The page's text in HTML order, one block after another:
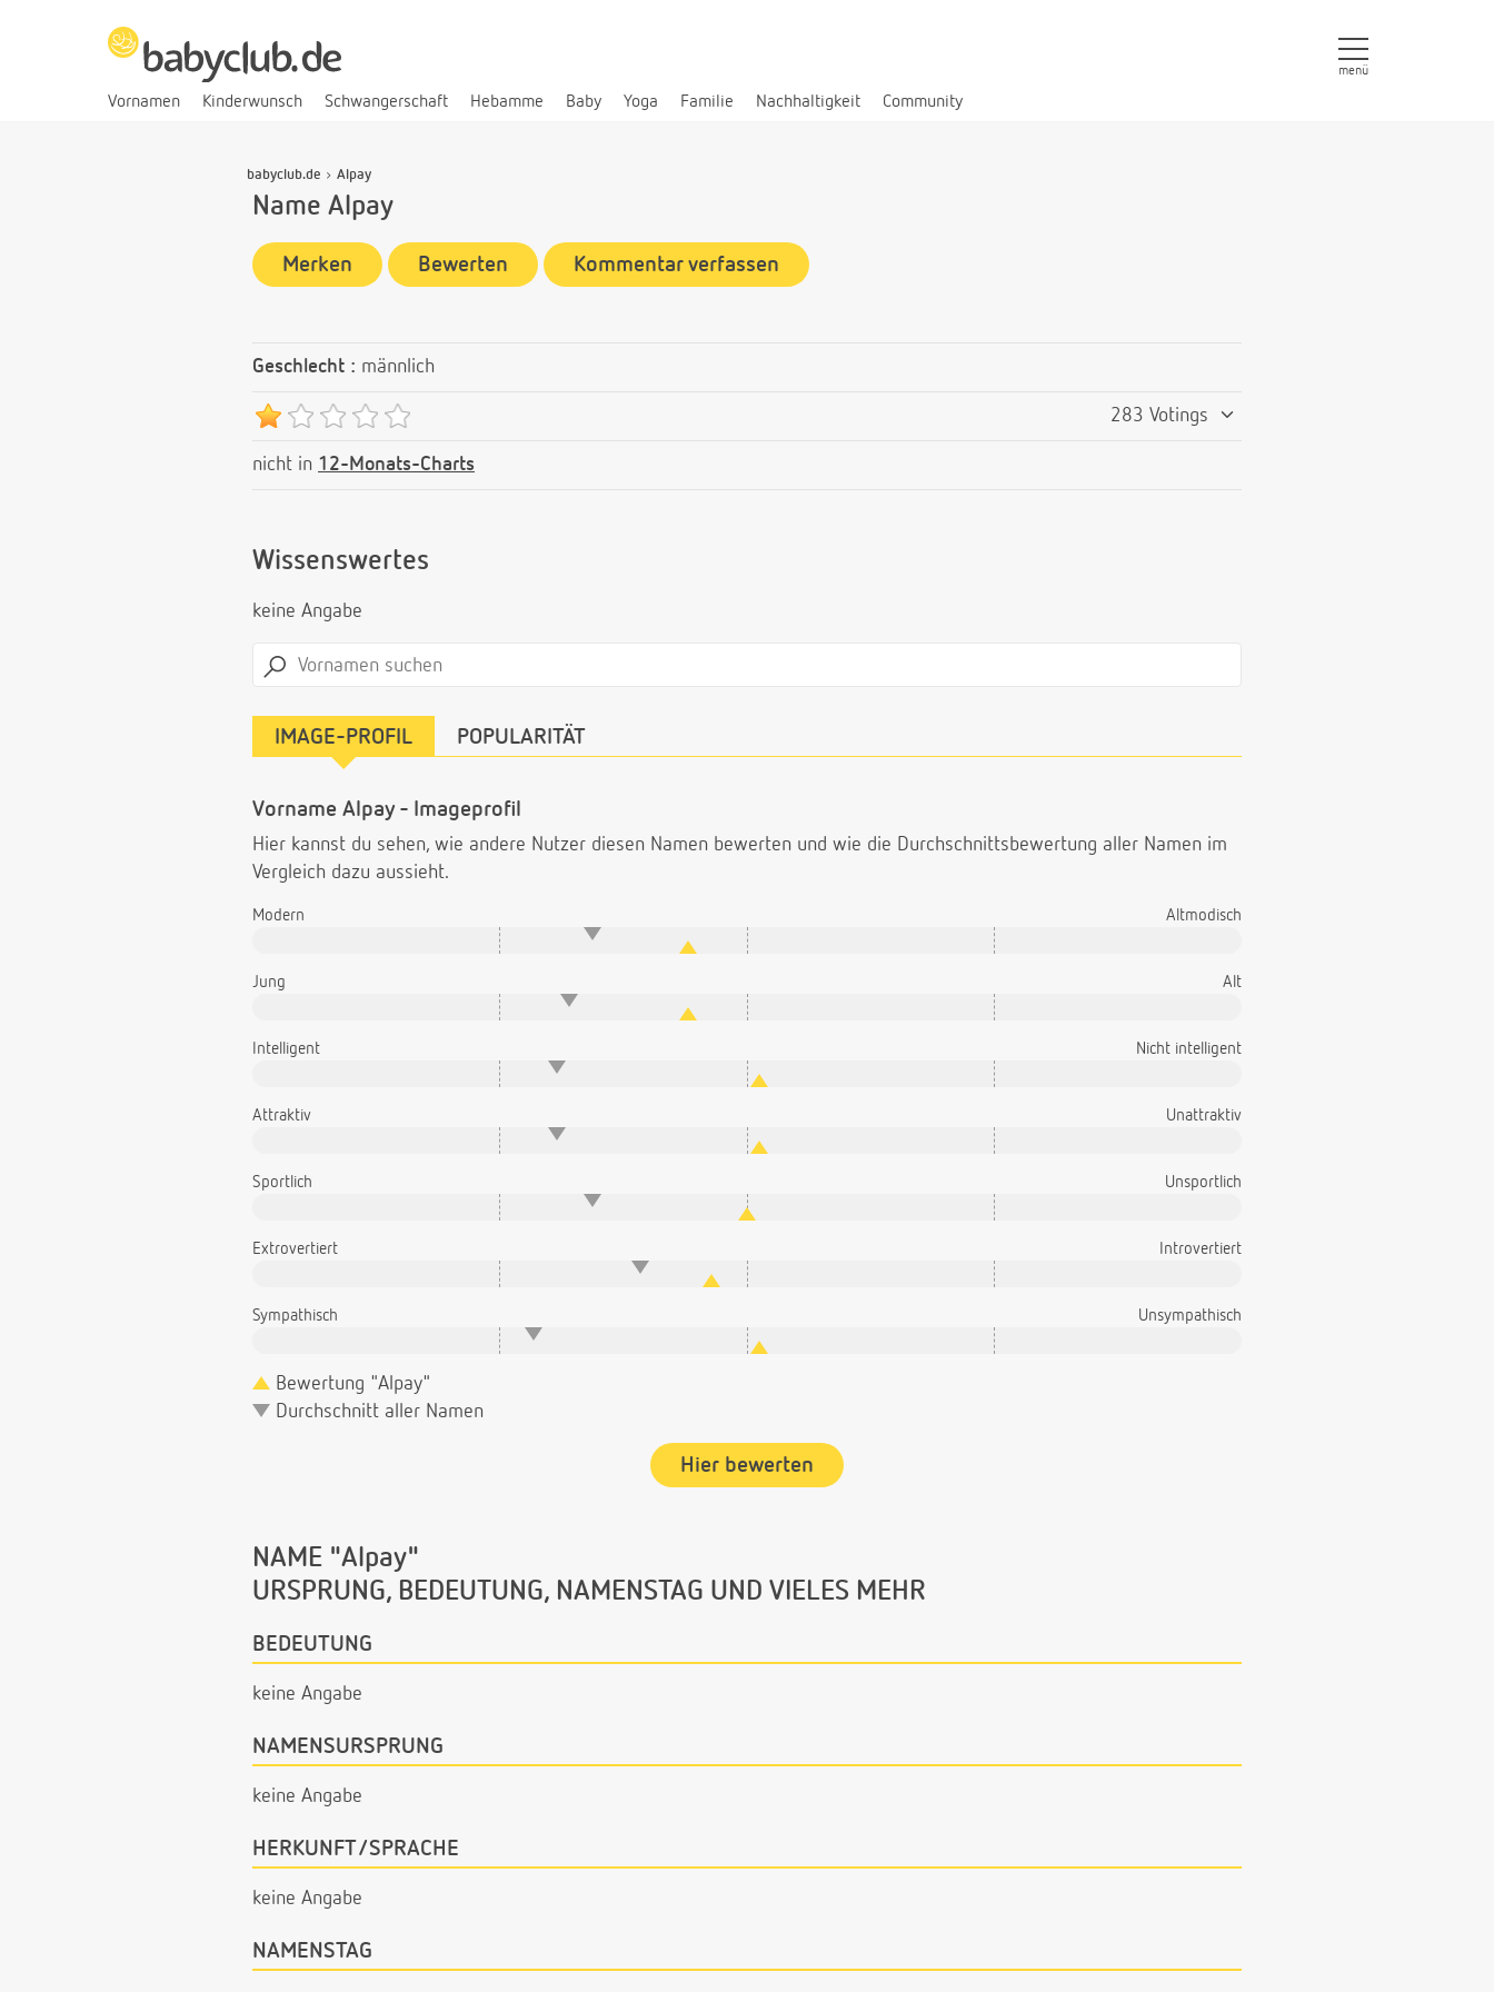
Vornamen Kinderwunsch Schwangerschaft Hebamme Baby Yoga Familie Nachhaltigkeit Community
menü
babyclub.de Alpay
Name Alpay
Merken Bewerten Kommentar verfassen
Geschlecht : männlich
283 Votings
nicht in 12-Monats-Charts
Wissenswertes
keine Angabe
IMAGE-PROFIL POPULARITÄT
Vorname Alpay - Imageprofil
Hier kannst du sehen, wie andere Nutzer diesen Namen bewerten und wie die Durchschnittsbewertung aller Namen im
Vergleich dazu aussieht.
Modern Altmodisch
Jung Alt
Intelligent Nicht intelligent
Attraktiv Unattraktiv
Sportlich Unsportlich
Extrovertiert Introvertiert
Sympathisch Unsympathisch
Bewertung "Alpay"
Durchschnitt aller Namen
Hier bewerten
NAME "Alpay"
URSPRUNG, BEDEUTUNG, NAMENSTAG UND VIELES MEHR
BEDEUTUNG
keine Angabe
NAMENSURSPRUNG
keine Angabe
HERKUNFT/SPRACHE
keine Angabe
NAMENSTAG